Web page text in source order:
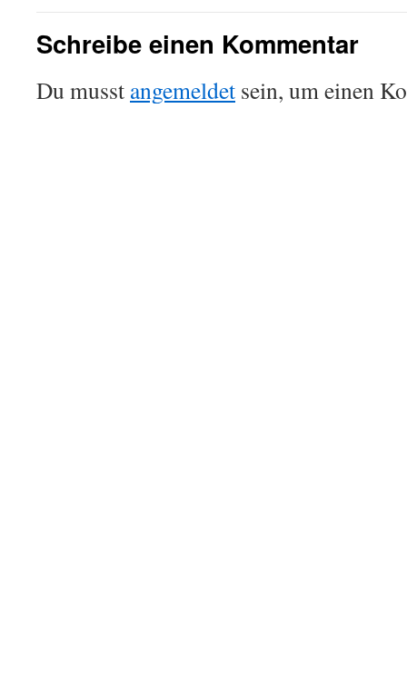
Schreibe einen Kommentar
Du musst angemeldet sein, um einen